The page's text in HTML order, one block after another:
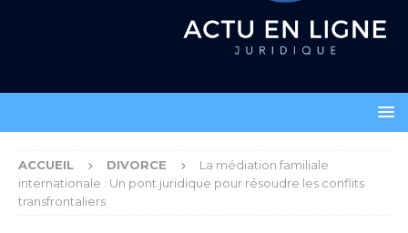
ACCUEIL DIVORCE
La médiation familiale
internationale : Un pont juridique pour résoudre les conflits
transfrontaliers